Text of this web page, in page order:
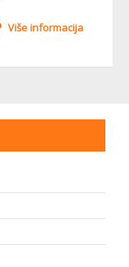
Više informacija